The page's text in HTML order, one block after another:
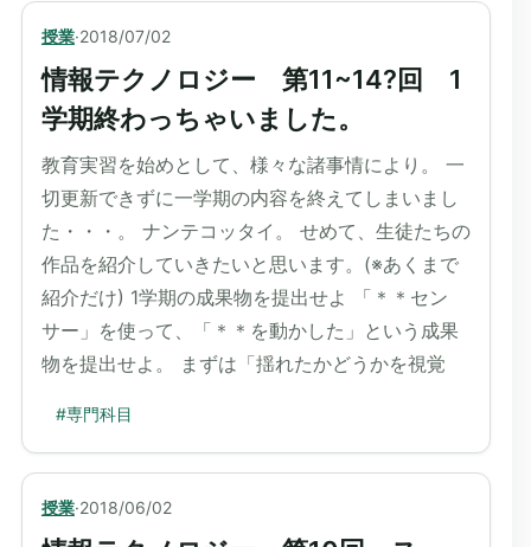
授業·2018/07/02
情報テクノロジー 第11~14?回 1
学期終わっちゃいました。
教育実習を始めとして、様々な諸事情により。 一
切更新できずに一学期の内容を終えてしまいまし
た・・・。 ナンテコッタイ。 せめて、生徒たちの
作品を紹介していきたいと思います。(※あくまで
紹介だけ) 1学期の成果物を提出せよ 「＊＊セン
サー」を使って、「＊＊を動かした」という成果
物を提出せよ。 まずは「揺れたかどうかを視覚
#専門科目
授業·2018/06/02